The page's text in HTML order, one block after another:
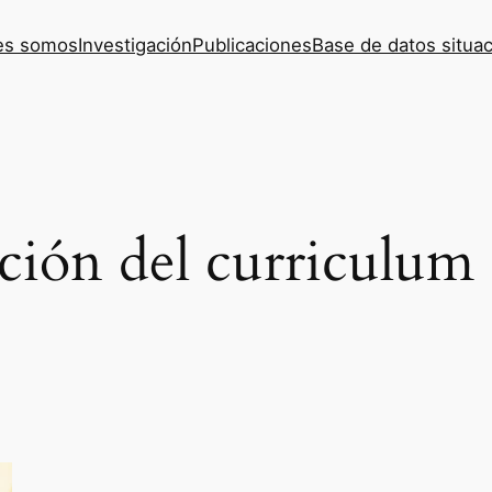
somosInvestigaciónPublicacionesBase de datos
del curriculum